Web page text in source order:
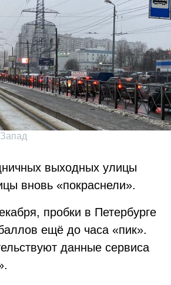
выходных улицы
вновь «покраснели».
пробки в Петербурге
ещё до часа «пик».
данные сервиса